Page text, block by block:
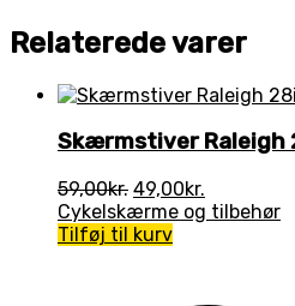
Relaterede varer
Skærmstiver Raleigh
59,00kr. Den
oprindelige
pris
49,00kr.
aktuelle
Cykelskærme og tilbehør
Tilføj til kurv